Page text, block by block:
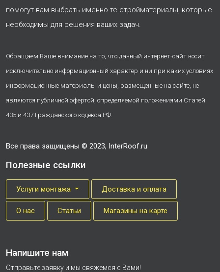
помогут вам выбрать именно те стройматериалы, которые
необходимы для решения ваших задач.
Обращаем Ваше внимание на то, что данный интернет-сайт носит
исключительно информационный характер и ни при каких условиях
информационные материалы и цены, размещенные на сайте, не
являются публичной офертой, определяемой положениями Статей
435 и 437 Гражданского кодекса РФ.
Все права защищены © 2023, InterRoof.ru
Полезные ссылки
Услуги монтажа Доставка и оплата
О нас Cтатьи Магазины на карте
Напишите нам
Отправьте заявку и мы свяжемся с Вами!